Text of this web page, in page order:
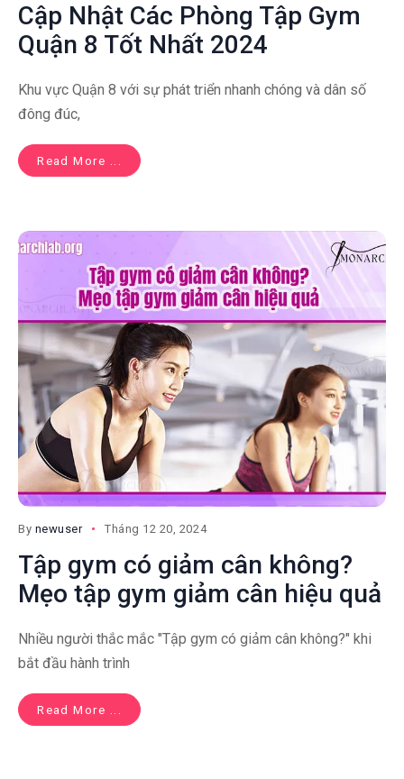
Cập Nhật Các Phòng Tập Gym
Quận 8 Tốt Nhất 2024
Khu vực Quận 8 với sự phát triển nhanh chóng và dân số
đông đúc,
Read More ...
By newuser Tháng 12 20, 2024
Tập gym có giảm cân không?
Mẹo tập gym giảm cân hiệu quả
Nhiều người thắc mắc "Tập gym có giảm cân không?" khi
bắt đầu hành trình
Read More ...